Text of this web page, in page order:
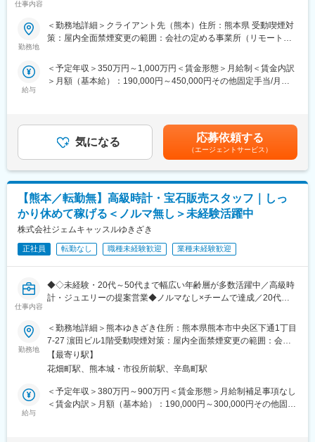
所有しているオーナー様がいて、家賃収益を得ています。つまり
【土地を活用している】ということです。
・億単位の商材を提案する仕事となるので、長期的な関係性構築
が必要となります
■正当な評価体制：
社内の5人に1人が年収1000万円以上と給与UPが叶う仕事です。
契約金額は数億円になるため、大きなインセンティブが支給され
ることが高年収の理由です。
■時短勤務×営業でも活躍できる理由：
土地活用営業は「長時間労働」「飛び込み中心」という印象を持
ます。勤務時間に制約があることを前提に役割設計を行い、成果
基準も明確です。時短勤務でも重要な提案を任され、正当に評価
■入社後のミッション：
関係性構築からがスタートです。
その土地への想い入れ、今後への悩みについて、話を「聞く」こ
とが大切なお仕事です。
仕事内容
■POINT：
【上流案件にチャレンジ】上流案件70％、自社プロダクトも保有
身の希望に合った案件にアサイン可能です！
【働き方◎】月残業時間13時間×休日出勤なし×希望しない転勤な
【自社内で多様なキャリア選択】当社は業界最大級の案件数×多様
な研修にて、エンジニアとしてご自身の”やりたい！”を”でき
る！”に実現できる体制が整っています。業務を通じてキャリア選
択が可能ですので、ご自身の希望が叶う働き方が可能です。
【請負比率向上中】全社的な方向性として、徐々に請負の比率を
上げていく方針になっています。「社会を動かすエンジニア集
団」として、技術力を通して顧客の課題解決を進める会社です。
■業務内容：
自動車や自動車部品、家電、医療などの大手メーカー開発現場に
て、組込系エンジニアとして活躍頂きます。
・自動車に搭載されるECUの開発業務
・次世代ADASシステムに関する先行開発業務
開発
・既存ゲーム機及び次世代ゲーム機の開発環境(ＳＤＫ:Software
Development kit)のテストプログラムの開発
※これまでのご経験に応じて、当面の業務内容を決定してきます。
■当社の魅力：
同社は大手メーカ、プライム市場上場企業を中心に700社以上取
引を頂いております。信頼を得ている大きな理由は、約7,000名に
勤務地
＜勤務地詳細＞クライアント先（熊本）住所：熊本県 受動喫煙対
策：屋内全面禁煙変更の範囲：会社の定める事業所（リモートワ
給与
＜予定年収＞350万円～1,000万円＜賃金形態＞月給制＜賃金内訳
＞月額（基本給）：190,000円～450,000円その他固定手当/月：
当、時間外手当（１分単位で支給）、特別手当、配属手当、役職
手当、赴任手当、転勤赴任一時金、帰省旅費補助、引越費用補
助 など賃金はあくまでも目安の金額であり、選考を通じて上下
する可能性があります。月給(月額)は固定手当を含めた表記です。
気になる 応募依頼する
（エージェントサービス）
【熊本／転勤無】高級時計・宝石販売スタッフ｜しっ
かり休めて稼げる＜ノルマ無し＞未経験活躍中
株式会社ジェムキャッスルゆきざき
正社員 転勤なし 職種未経験歓迎 業種未経験歓迎
仕事内容
◆◇未経験・20代～50代まで幅広い年齢層が多数活躍中／高級時
計・ジュエリーの提案営業◆ノルマなし×チームで達成／20代平
添う“信頼を築く接客”で高収入と成長を実現◇◆
＜自信をもって提案できる商品多数あり！／SNSや有名人の口コ
ミでも人気拡大中＞
・老舗でありながら、現在も右肩上がりで成長中の宝石・高級時
計の専門店。最近ではSNSなどでスポーツ選手や人気YouTuberの
方にも取り上げられ注目度を高めています。
勤務地
＜勤務地詳細＞熊本ゆきざき住所：熊本県熊本市中央区下通1丁目
7-27 濵田ビル1階受動喫煙対策：屋内全面禁煙変更の範囲：会社
の定める事業所
【最寄り駅】
花畑町駅、熊本城・市役所前駅、辛島町駅
給与
＜予定年収＞380万円～900万円＜賃金形態＞月給制補足事項なし
＜賃金内訳＞月額（基本給）：190,000円～300,000円その他固定